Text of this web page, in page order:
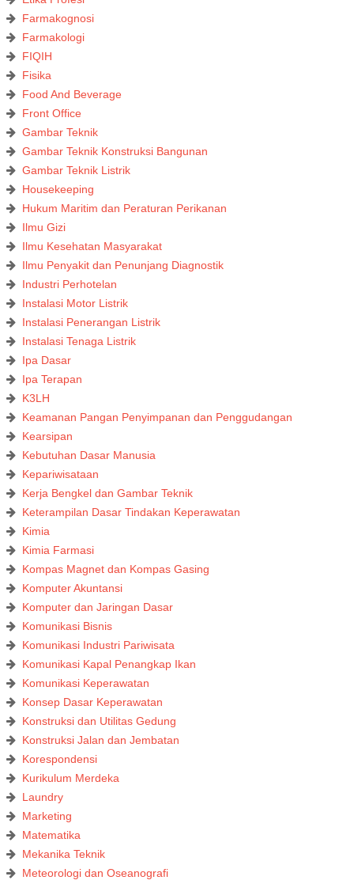
Farmakognosi
Farmakologi
FIQIH
Fisika
Food And Beverage
Front Office
Gambar Teknik
Gambar Teknik Konstruksi Bangunan
Gambar Teknik Listrik
Housekeeping
Hukum Maritim dan Peraturan Perikanan
Ilmu Gizi
Ilmu Kesehatan Masyarakat
Ilmu Penyakit dan Penunjang Diagnostik
Industri Perhotelan
Instalasi Motor Listrik
Instalasi Penerangan Listrik
Instalasi Tenaga Listrik
Ipa Dasar
Ipa Terapan
K3LH
Keamanan Pangan Penyimpanan dan Penggudangan
Kearsipan
Kebutuhan Dasar Manusia
Kepariwisataan
Kerja Bengkel dan Gambar Teknik
Keterampilan Dasar Tindakan Keperawatan
Kimia
Kimia Farmasi
Kompas Magnet dan Kompas Gasing
Komputer Akuntansi
Komputer dan Jaringan Dasar
Komunikasi Bisnis
Komunikasi Industri Pariwisata
Komunikasi Kapal Penangkap Ikan
Komunikasi Keperawatan
Konsep Dasar Keperawatan
Konstruksi dan Utilitas Gedung
Konstruksi Jalan dan Jembatan
Korespondensi
Kurikulum Merdeka
Laundry
Marketing
Matematika
Mekanika Teknik
Meteorologi dan Oseanografi